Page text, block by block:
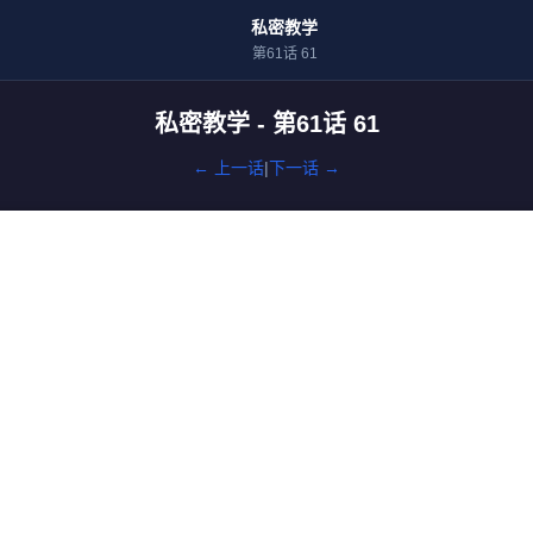
私密教学
第61话 61
私密教学 - 第61话 61
← 上一话|下一话 →